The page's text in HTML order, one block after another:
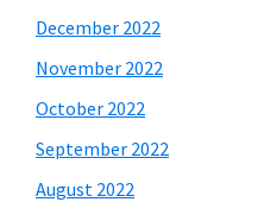
December 2022
November 2022
October 2022
September 2022
August 2022